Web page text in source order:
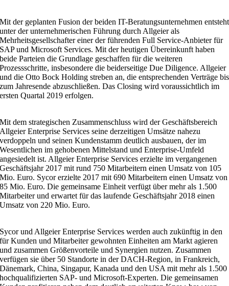
Mit der geplanten Fusion der beiden IT-Beratungsunternehmen entsteht
unter der unternehmerischen Führung durch Allgeier als
Mehrheitsgesellschafter einer der führenden Full Service-Anbieter für
SAP und Microsoft Services. Mit der heutigen Übereinkunft haben
beide Parteien die Grundlage geschaffen für die weiteren
Prozessschritte, insbesondere die beiderseitige Due Diligence. Allgeier
und die Otto Bock Holding streben an, die entsprechenden Verträge bis
zum Jahresende abzuschließen. Das Closing wird voraussichtlich im
ersten Quartal 2019 erfolgen.
Mit dem strategischen Zusammenschluss wird der Geschäftsbereich
Allgeier Enterprise Services seine derzeitigen Umsätze nahezu
verdoppeln und seinen Kundenstamm deutlich ausbauen, der im
Wesentlichen im gehobenen Mittelstand und Enterprise-Umfeld
angesiedelt ist. Allgeier Enterprise Services erzielte im vergangenen
Geschäftsjahr 2017 mit rund 750 Mitarbeitern einen Umsatz von 105
Mio. Euro. Sycor erzielte 2017 mit 690 Mitarbeitern einen Umsatz von
85 Mio. Euro. Die gemeinsame Einheit verfügt über mehr als 1.500
Mitarbeiter und erwartet für das laufende Geschäftsjahr 2018 einen
Umsatz von 220 Mio. Euro.
Sycor und Allgeier Enterprise Services werden auch zukünftig in den
für Kunden und Mitarbeiter gewohnten Einheiten am Markt agieren
und zusammen Größenvorteile und Synergien nutzen. Zusammen
verfügen sie über 50 Standorte in der DACH-Region, in Frankreich,
Dänemark, China, Singapur, Kanada und den USA mit mehr als 1.500
hochqualifizierten SAP- und Microsoft-Experten. Die gemeinsamen